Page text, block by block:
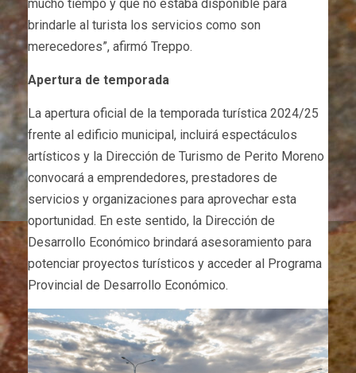
mucho tiempo y que no estaba disponible para
brindarle al turista los servicios como son
merecedores”, afirmó Treppo.
Apertura de temporada
La apertura oficial de la temporada turística 2024/25
frente al edificio municipal, incluirá espectáculos
artísticos y la Dirección de Turismo de Perito Moreno
convocará a emprendedores, prestadores de
servicios y organizaciones para aprovechar esta
oportunidad. En este sentido, la Dirección de
Desarrollo Económico brindará asesoramiento para
potenciar proyectos turísticos y acceder al Programa
Provincial de Desarrollo Económico.